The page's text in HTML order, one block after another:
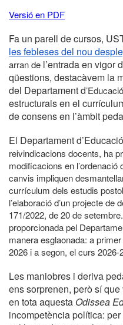
Versió en PDF
Fa un parell de cursos,
les febleses del nou
arran de l’entrada en vigor
qüestions, destacàvem la
del Departament d’Educació
estructurals en el
de consens en l’àmbit
El Departament
reivindicacions docents, ha
modificacions en
canvis impliquen
currículum dels estudis
l’elaboració d’un projecte
171/2022, de 20 de
proporcionada pel
manera esglaonada: a
2026 i a segon, el curs 2026-
Les maniobres i deriva
ens sorprenen, però sí
en tota aquesta Odissea
incompetència política: